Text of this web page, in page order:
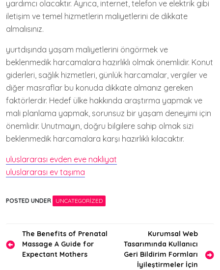
yardımcı olacaktır. Ayrıca, internet, telefon ve elektrik gibi
iletişim ve temel hizmetlerin maliyetlerini de dikkate
almalısınız.
yurtdışında yaşam maliyetlerini öngörmek ve
beklenmedik harcamalara hazırlıklı olmak önemlidir. Konut
giderleri, sağlık hizmetleri, günlük harcamalar, vergiler ve
diğer masraflar bu konuda dikkate almanız gereken
faktörlerdir. Hedef ülke hakkında araştırma yapmak ve
mali planlama yapmak, sorunsuz bir yaşam deneyimi için
önemlidir. Unutmayın, doğru bilgilere sahip olmak sizi
beklenmedik harcamalara karşı hazırlıklı kılacaktır.
uluslararası evden eve nakliyat
uluslararası ev taşıma
POSTED UNDER UNCATEGORIZED
Yazı
gezinmesi
The Benefits of Prenatal
Massage A Guide for
Expectant Mothers
Kurumsal Web
Tasarımında Kullanıcı
Geri Bildirim Formları
İyileştirmeler İçin